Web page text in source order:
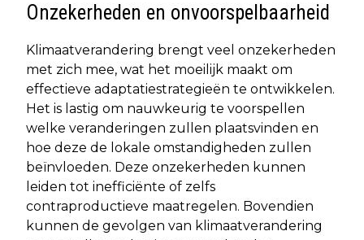
Onzekerheden en onvoorspelbaarheid
Klimaatverandering brengt veel onzekerheden
met zich mee, wat het moeilijk maakt om
effectieve adaptatiestrategieën te ontwikkelen.
Het is lastig om nauwkeurig te voorspellen
welke veranderingen zullen plaatsvinden en
hoe deze de lokale omstandigheden zullen
beïnvloeden. Deze onzekerheden kunnen
leiden tot inefficiënte of zelfs
contraproductieve maatregelen. Bovendien
kunnen de gevolgen van klimaatverandering